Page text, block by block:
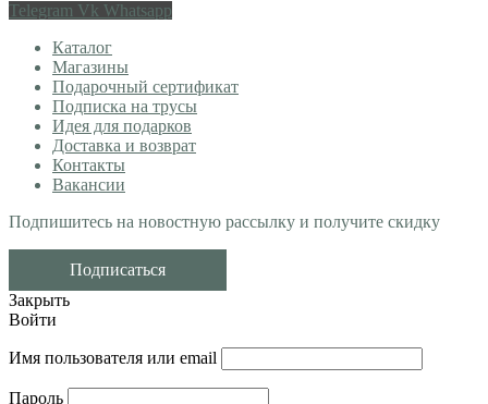
Telegram Vk Whatsapp
Каталог
Магазины
Подарочный сертификат
Подписка на трусы
Идея для подарков
Доставка и возврат
Контакты
Вакансии
Подпишитесь на новостную рассылку и получите скидку
Подписаться
Закрыть
Войти
Имя пользователя или email
Пароль